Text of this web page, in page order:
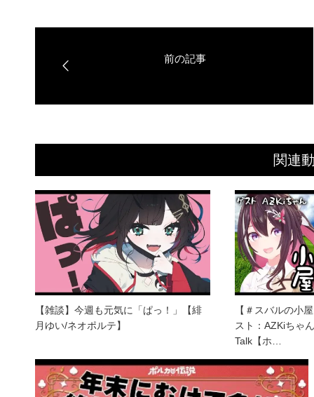
関連
【雑談】今週も元気に「ぱっ！」【緋
月ゆい/ネオポルテ】
【＃スバルの小
スト：AZKiちゃ
Talk【ホ…